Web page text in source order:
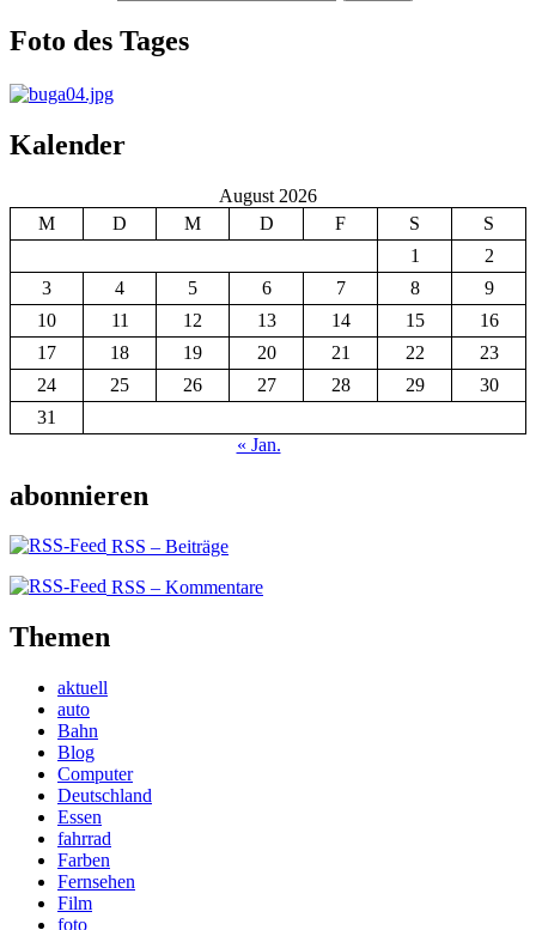
Foto des Tages
Kalender
August 2026
M
D M D F S
S
1
2
3
4 5 6 7 8
9
10
11 12 13 14 15
16
17
18 19 20 21 22
23
24
25 26 27 28 29
30
31
« Jan.
abonnieren
RSS – Beiträge
RSS – Kommentare
Themen
aktuell
auto
Bahn
Blog
Computer
Deutschland
Essen
fahrrad
Farben
Fernsehen
Film
foto